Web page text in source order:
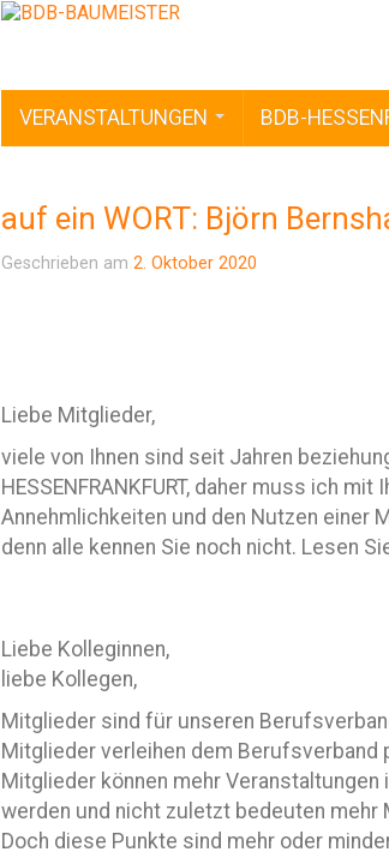
VERANSTALTUNGEN BDB-
auf ein WORT: Björn
Geschrieben am 2. Oktober 2020
Liebe Mitglieder,
viele von Ihnen sind seit Jahren
HESSENFRANKFURT, daher muss ich
Annehmlichkeiten und den Nutzen einer
denn alle kennen Sie noch nicht. Lesen
Liebe Kolleginnen,
liebe Kollegen,
Mitglieder sind für unseren
Mitglieder verleihen dem Berufsverband
Mitglieder können mehr
werden und nicht zuletzt bedeuten
Doch diese Punkte sind mehr oder